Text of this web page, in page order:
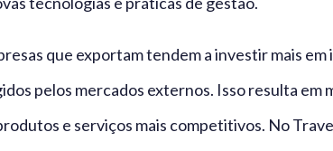
que exportam tendem a investir mais
pelos mercados externos. Isso resulta
e serviços mais competitivos. No